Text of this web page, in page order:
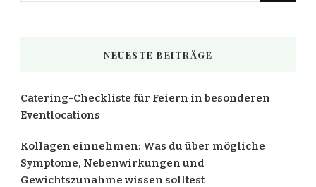
NEUESTE BEITRÄGE
Catering-Checkliste für Feiern in besonderen
Eventlocations
Kollagen einnehmen: Was du über mögliche
Symptome, Nebenwirkungen und
Gewichtszunahme wissen solltest